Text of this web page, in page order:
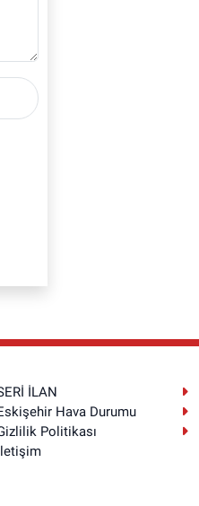
İLAN
Hava Durumu
Politikası